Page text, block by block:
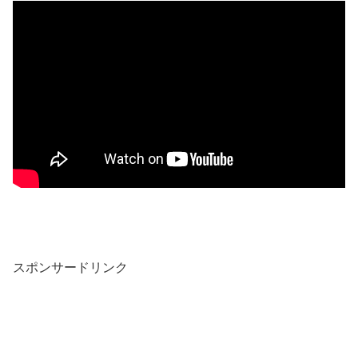
スポンサードリンク